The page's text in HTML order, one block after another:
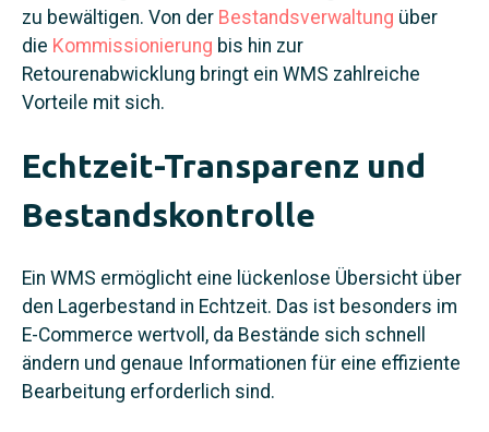
zu bewältigen. Von der Bestandsverwaltung über
die Kommissionierung bis hin zur
Retourenabwicklung bringt ein WMS zahlreiche
Vorteile mit sich.
Echtzeit-Transparenz und
Bestandskontrolle
Ein WMS ermöglicht eine lückenlose Übersicht über
den Lagerbestand in Echtzeit. Das ist besonders im
E‑Commerce wertvoll, da Bestände sich schnell
ändern und genaue Informationen für eine effiziente
Bearbeitung erforderlich sind.